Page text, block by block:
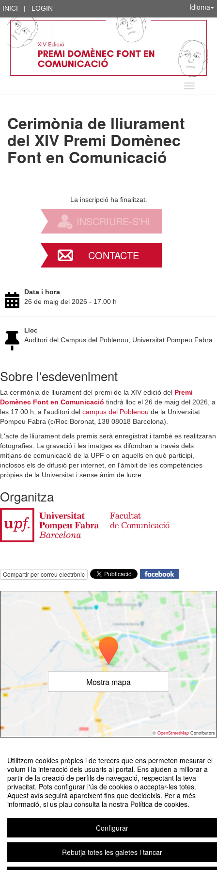
Utilitzem cookies pròpies i de tercers que ens permeten mesurar el
volum i la interacció dels usuaris al portal. Ens ajuden a millorar a
partir de la creació de perfils de navegació, respectant la teva
privacitat. Pots configurar l'ús de cookies o acceptar-les totes.
Aquest avís seguirà apareixent fins que decideixis. Per a més
informació, si us plau consulta la nostra Política de cookies.
Configurar
Rebutja totes les galetes i tancar
INICI | LOGIN Idioma
Idioma
Cerimònia de lliurament
del XIV Premi Domènec
Font en Comunicació
La inscripció ha finalitzat.
INSCRIURE-S'HI
CONTACTE
Data i hora.
26 de maig del 2026 - 17.00 h
Lloc
Auditori del Campus del Poblenou, Universitat Pompeu Fabra
Sobre l'esdeveniment
La cerimònia de lliurament del premi de la XIV edició del Premi
Domènec Font en Comunicació tindrà lloc el 26 de maig del 2026, a
les 17.00 h, a l'auditori del campus del Poblenou de la Universitat
Pompeu Fabra (c/Roc Boronat, 138 08018 Barcelona).
L'acte de lliurament dels premis serà enregistrat i també es realitzaran
fotografies. La gravació i les imatges es difondran a través dels
mitjans de comunicació de la UPF o en aquells en què participi,
inclosos els de difusió per internet, en l'àmbit de les competències
pròpies de la Universitat i sense ànim de lucre.
Organitza
Compartir per correu electrònic
Mostra mapa
© OpenStreetMap Contributors
Cerimònia de lliurament del XIV Premi Domènec Font en
Comunicació
Plataforma d'organització d'esdeveniments Symposium